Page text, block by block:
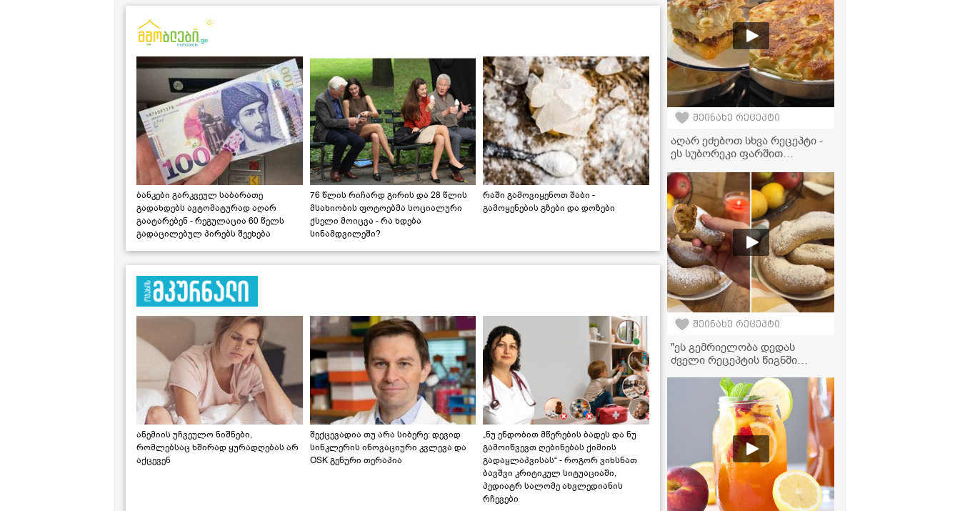
ბანკები გარკვეულ საბარათე
გადახდებს ავტომატურად აღარ
გაატარებენ - რეგულაცია 60 წელს
გადაცილებულ პირებს შეეხება
76 წლის რიჩარდ გირის და 28 წლის
მსახიობის ფოტოებმა სოციალური
ქსელი მოიცვა - რა ხდება
სინამდვილეში?
რაში გამოვიყენოთ შაბი -
გამოყენების გზები და დოზები
ანემიის უჩვეულო ნიშნები,
რომლებსაც ხშირად ყურადღებას არ
აქცევენ
შექცევადია თუ არა სიბერე: დევიდ
სინკლერის ინოვაციური კვლევა და
OSK გენური თერაპია
„ნუ ენდობით მწერების ბადეს და ნუ
გამოიწვევთ ღებინებას ქიმიის
გადაყლაპვისას“ - როგორ ვიხსნათ
ბავშვი კრიტიკულ სიტუაციაში,
პედიატრ სალომე ახვლედიანის
რჩევები
შეინახე რეცეპტი
აღარ ეძებოთ სხვა რეცეპტი -
ეს სუბორეკი ფარშით
შეინახე რეცეპტი
"ეს გემრიელობა დედას
ძველი რეცეპტის წიგნში
გემრიელი გამოდის" -
მკითხველის ვიდეორეცეპტი